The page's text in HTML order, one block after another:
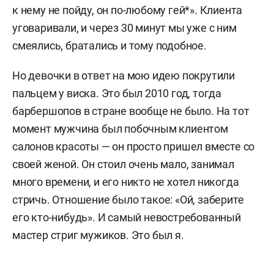
к нему не пойду, он по-любому гей*». Клиента
уговаривали, и через 30 минут мы уже с ним
смеялись, братались и тому подобное.
Но девочки в ответ на мою идею покрутили
пальцем у виска. Это был 2010 год, тогда
барбершопов в стране вообще не было. На тот
момент мужчина был побочным клиентом
салонов красоты — он просто пришел вместе со
своей женой. Он стоил очень мало, занимал
много времени, и его никто не хотел никогда
стричь. Отношение было такое: «Ой, заберите
его кто-нибудь». И самый невостребованный
мастер стриг мужиков. Это был я.